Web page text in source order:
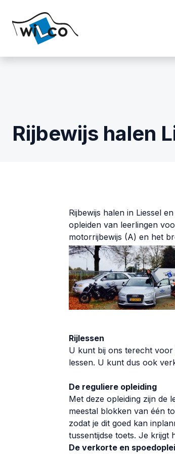
Rijbewijs halen
Rijbewijs halen in Liessel
opleiden van leerlingen
motorrijbewijs (A) en het
Rijlessen
U kunt bij ons terecht voor
lessen. U kunt dus ook
De reguliere opleiding
Met deze opleiding zijn de
meestal blokken van één
zodat je dit goed kan
tussentijdse toets. Je
De verkorte en